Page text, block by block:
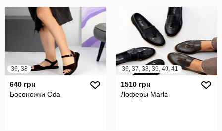
36, 38
640 грн
Босоножки Odа
36, 37, 38, 39, 40, 41
1510 грн
Лоферы Marla